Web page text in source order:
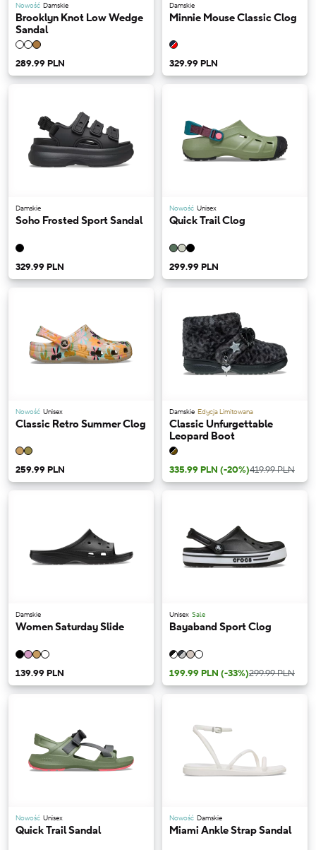
Nowość Damskie
Brooklyn Knot Low Wedge
Sandal
289.99 PLN
Damskie
Minnie Mouse Classic Clog
329.99 PLN
Damskie
Soho Frosted Sport Sandal
329.99 PLN
Nowość Unisex
Quick Trail Clog
299.99 PLN
Nowość Unisex
Classic Retro Summer Clog
259.99 PLN
Damskie Edycja Limitowana
Classic Unfurgettable
Leopard Boot
335.99 PLN (-20%)419.99 PLN
Damskie
Women Saturday Slide
139.99 PLN
Unisex Sale
Bayaband Sport Clog
199.99 PLN (-33%)299.99 PLN
Nowość Unisex
Quick Trail Sandal
Nowość Damskie
Miami Ankle Strap Sandal